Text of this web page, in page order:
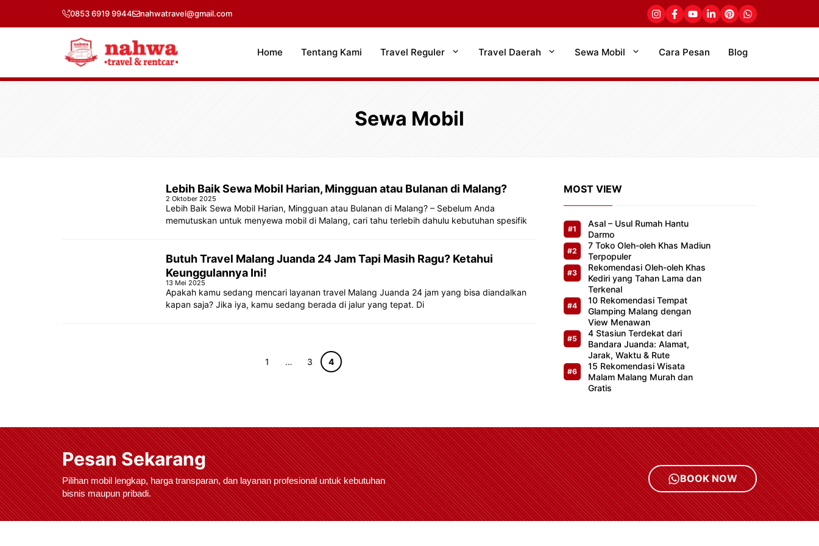
0853 6919 9944 nahwatravel@gmail.com
Home Tentang Kami Travel Reguler Travel Daerah Sewa Mobil Cara Pesan Blog
Sewa Mobil
Lebih Baik Sewa Mobil Harian, Mingguan atau Bulanan di Malang?
2 Oktober 2025
Lebih Baik Sewa Mobil Harian, Mingguan atau Bulanan di Malang? – Sebelum Anda
memutuskan untuk menyewa mobil di Malang, cari tahu terlebih dahulu kebutuhan spesifik
Butuh Travel Malang Juanda 24 Jam Tapi Masih Ragu? Ketahui
Keunggulannya Ini!
13 Mei 2025
Apakah kamu sedang mencari layanan travel Malang Juanda 24 jam yang bisa diandalkan
kapan saja? Jika iya, kamu sedang berada di jalur yang tepat. Di
Halaman
1 … Halaman
3 Halaman
4
MOST VIEW
Asal – Usul Rumah Hantu
Darmo
7 Toko Oleh-oleh Khas Madiun
Terpopuler
Rekomendasi Oleh-oleh Khas
Kediri yang Tahan Lama dan
Terkenal
10 Rekomendasi Tempat
Glamping Malang dengan
View Menawan
4 Stasiun Terdekat dari
Bandara Juanda: Alamat,
Jarak, Waktu & Rute
15 Rekomendasi Wisata
Malam Malang Murah dan
Gratis
Pesan Sekarang
Pilihan mobil lengkap, harga transparan, dan layanan profesional untuk kebutuhan
bisnis maupun pribadi.
BOOK NOW